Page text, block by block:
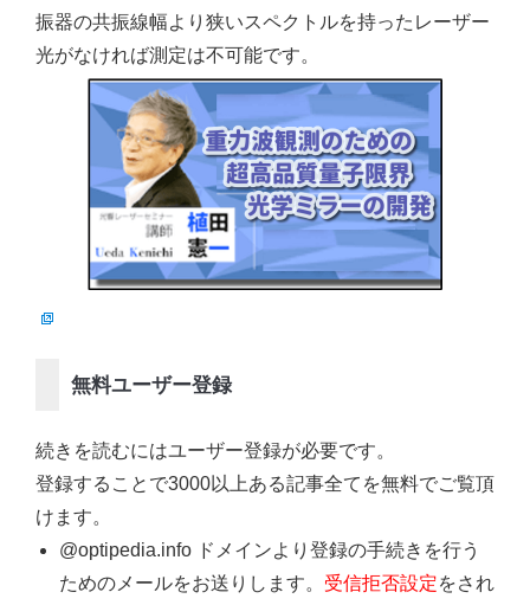
振器の共振線幅より狭いスペクトルを持ったレーザー
光がなければ測定は不可能です。
無料ユーザー登録
続きを読むにはユーザー登録が必要です。
登録することで3000以上ある記事全てを無料でご覧頂
けます。
@optipedia.info ドメインより登録の手続きを行う
ためのメールをお送りします。 受信拒否設定をされ